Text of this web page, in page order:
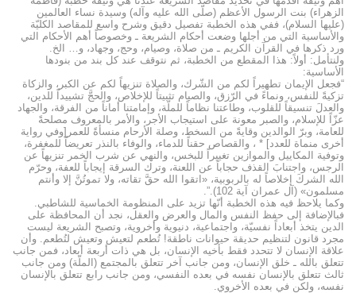
الزهراء) بنت الرسول الأعظم (صلّى الله عليه وآله) وسيدة نساء العالمين
(عليها السلام)، ففي هذه الخطبة تفصيل دقيق وشرح واسع للمقاصد الكليّة
والأساسية التي من أجلها وضعت أحكام الشريعة ـ وخصوصاً أهم الأحكام التي
ورد ذكرها في القرآن الكريم ـ من صلاة، وصيام، وحج، وجهاد، و… الخ.
ولنتأمل: أولاً: هذا المقطع من الخطبة، ثم نتوقف عند كل بند من بنودها
الأساسية:
“فجعل الإيمان تطهيراً لكم من الشّرك، والصلاة تنزيهاً لكم عن الكبر، والزكاة
تزكيةً للنفس، ونماءً في الرّزق، والصيام تثبيتاً للإخلاص، والحجَّ تشييداً للدين،
والعدلَ تنسيقاً للقلوب، وطاعتنا نظاماً للملّة، وإمامتنا أماناً من الفرقة، والجهاد
عزّاً للإسلام، والصبر معونة على استيجاب الأجر، والأمر بالمعروف مصلحةً
للعامة، وبرّ الوالدين وقايةً من السخط، وصلة الأرحام منسأةً للعمر[وفي رواية
أخرى منماة للعدد] * ، والقصاص حقناً للدماء، والوفاء بالنذر تعريضاً للمغفرة،
وتوفية المكاييل والموازين تغييراً للبخس، والنهي عن شرب الخمر تنزيهاً عن
الرجس، واجتنابَ القذف حجاباً عن اللعنة، وترك السرقة إيجاباً للعفة، وحرّم
الله الشركَ إخلاصاً له بالربوبية، «اتقوا الله حقَّ تقاته، ولا تموتُنَّ إلا وأنتم
مسلمون» (آل عمران آية 102).”.
وكما يلاحظ فيه هذه الخطبة أنّها تزيد على المنظومة الخماسية للشاطبي.
فبالإضافة إلى حفظ النفس والمال والعرض والعقل، نجد أن المحافظة على
الدين يتخذ أبعاداً نفسيّة، واجتماعية، دنيوية وأخروية، وتصبح الشريعة ليست
مجرد قانون لتنظيم حديقة حيوانات ناطقة! تُطعم لتعيش وتعيش لتُطعم. وأن
علاقة الإنسان لا تتحدد فقط بأخيه الإنسان، بل هي ذات أربعة أبعاد، فمن جانب
تتعلق بالله ـ خلق الإنسان، ومن جانب آخر تتعلق بالمجتمع (الملّة) ومن جانب
ثالث تتعلق بالإنسان نفسه في بعده النفسي، ومن جانب رابع تتعلق بالإنسان
نفسه، ولكن في بعده الأخروي.